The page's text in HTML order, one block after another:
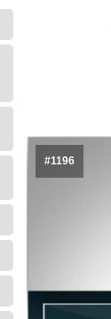
#1196